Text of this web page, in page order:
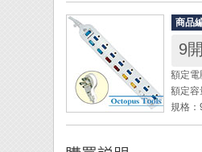
使用
測量
(測
解析
準確
◆ 適度
商品
9
額定
額定
規格
電線